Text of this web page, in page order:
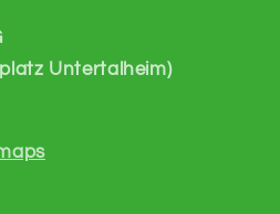
Untertalheim)